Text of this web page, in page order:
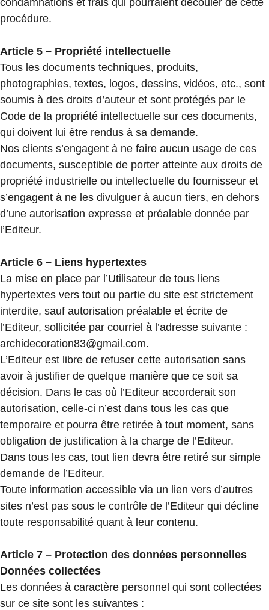
condamnations et frais qui pourraient découler de cette
procédure.
Article 5 – Propriété intellectuelle
Tous les documents techniques, produits,
photographies, textes, logos, dessins, vidéos, etc., sont
soumis à des droits d’auteur et sont protégés par le
Code de la propriété intellectuelle sur ces documents,
qui doivent lui être rendus à sa demande.
Nos clients s’engagent à ne faire aucun usage de ces
documents, susceptible de porter atteinte aux droits de
propriété industrielle ou intellectuelle du fournisseur et
s’engagent à ne les divulguer à aucun tiers, en dehors
d’une autorisation expresse et préalable donnée par
l’Editeur.
Article 6 – Liens hypertextes
La mise en place par l’Utilisateur de tous liens
hypertextes vers tout ou partie du site est strictement
interdite, sauf autorisation préalable et écrite de
l’Editeur, sollicitée par courriel à l’adresse suivante :
archidecoration83@gmail.com.
L’Editeur est libre de refuser cette autorisation sans
avoir à justifier de quelque manière que ce soit sa
décision. Dans le cas où l’Editeur accorderait son
autorisation, celle-ci n’est dans tous les cas que
temporaire et pourra être retirée à tout moment, sans
obligation de justification à la charge de l’Editeur.
Dans tous les cas, tout lien devra être retiré sur simple
demande de l’Editeur.
Toute information accessible via un lien vers d’autres
sites n’est pas sous le contrôle de l’Editeur qui décline
toute responsabilité quant à leur contenu.
Article 7 – Protection des données personnelles
Données collectées
Les données à caractère personnel qui sont collectées
sur ce site sont les suivantes :